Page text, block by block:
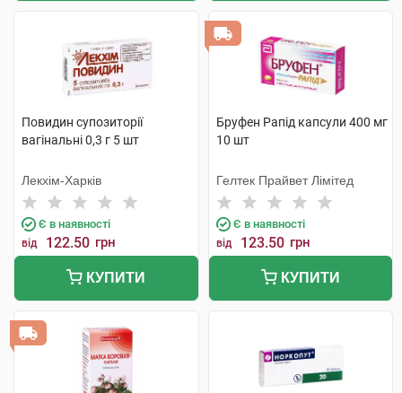
Повидин супозиторії
вагінальні 0,3 г 5 шт
Лекхім-Харків
Є в наявності
від 122.50 грн
КУПИТИ
Бруфен Рапід капсули 400 мг
10 шт
Гелтек Прайвет Лімітед
Є в наявності
від 123.50 грн
КУПИТИ